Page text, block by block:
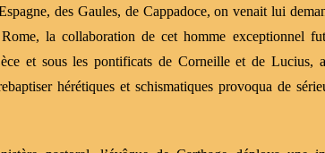
des Gaules, de Cappadoce, on venait lui
la collaboration de cet homme exceptionnel
et sous les pontificats de Corneille et de Lucius,
hérétiques et schismatiques provoqua de